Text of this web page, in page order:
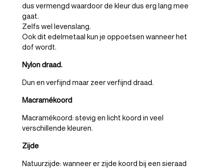
dus vermengd waardoor de kleur dus erg lang mee
gaat.
Zelfs wel levenslang.
Ook dit edelmetaal kun je oppoetsen wanneer het
dof wordt.
Nylon draad.
Dun en verfijnd maar zeer verfijnd draad.
Macramékoord
Macramékoord: stevig en licht koord in veel
verschillende kleuren.
Zijde
Natuurzijde: wanneer er zijde koord bij een sieraad